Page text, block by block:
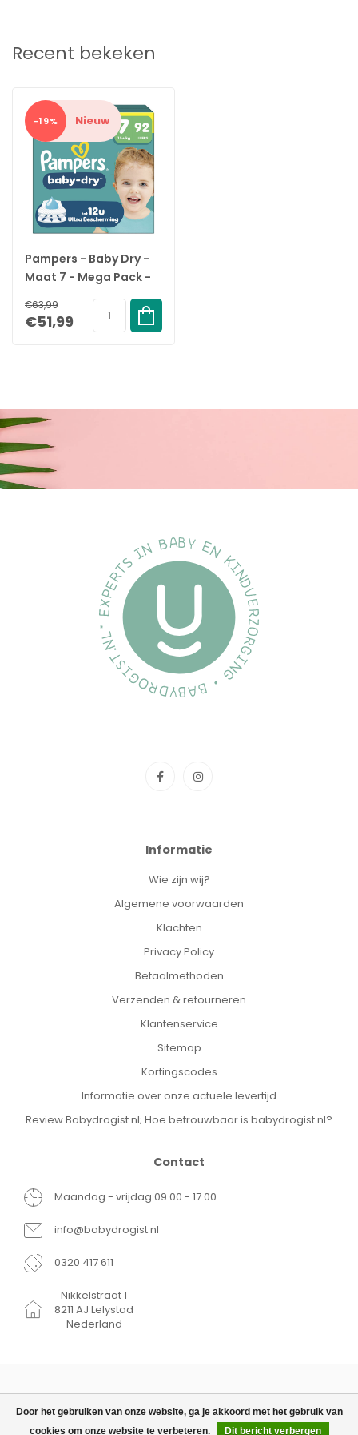
Recent bekeken
-19% Nieuw
Pampers - Baby Dry -
Maat 7 - Mega Pack -
92 stuks - 15+KG
€63,99
€51,99
Door het gebruiken van onze website, ga je akkoord met het gebruik van
cookies om onze website te verbeteren.
Dit bericht verbergen
Informatie
Wie zijn wij?
Algemene voorwaarden
Klachten
Privacy Policy
Betaalmethoden
Verzenden & retourneren
Klantenservice
Sitemap
Kortingscodes
Informatie over onze actuele levertijd
Review Babydrogist.nl; Hoe betrouwbaar is babydrogist.nl?
Contact
Maandag - vrijdag 09.00 - 17.00
info@babydrogist.nl
0320 417 611
Nikkelstraat 1
8211 AJ Lelystad
Nederland